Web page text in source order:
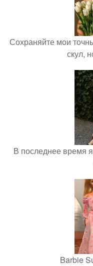
Сохраняйте мои
скул,
В последнее время
Barbie